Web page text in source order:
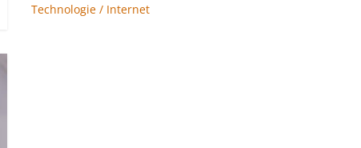
Technologie / Internet